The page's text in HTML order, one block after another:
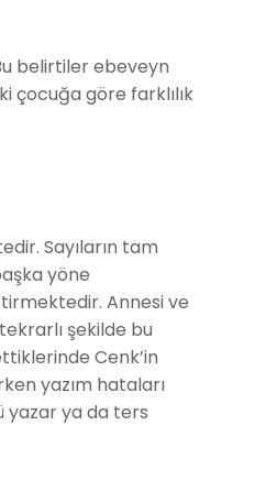
belirtiler ebeveyn
çocuğa göre farklılık
Sayıların tam
yöne
Annesi ve
şekilde bu
Cenk’in
yazım hataları
yazar ya da ters